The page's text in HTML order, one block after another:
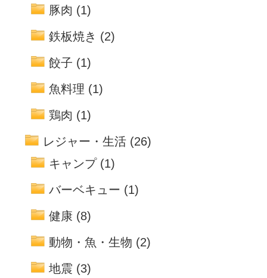
豚肉 (1)
鉄板焼き (2)
餃子 (1)
魚料理 (1)
鶏肉 (1)
レジャー・生活 (26)
キャンプ(1)
バーベキュー (1)
健康 (8)
動物・魚・生物 (2)
地震 (3)